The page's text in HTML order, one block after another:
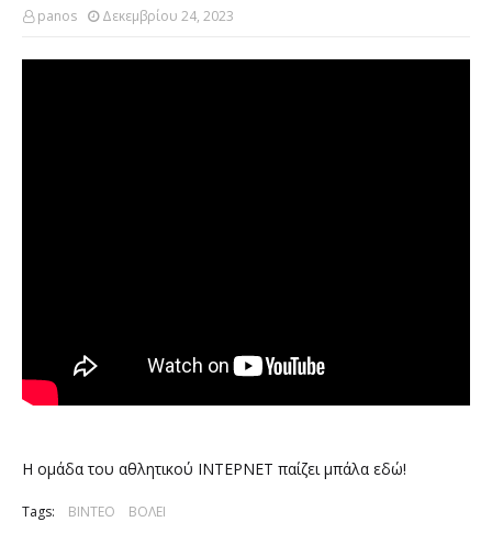
panos Δεκεμβρίου 24, 2023
Η ομάδα του αθλητικού ΙΝΤΕΡΝΕΤ παίζει μπάλα εδώ!
Tags: ΒΙΝΤΕΟ ΒΟΛΕΙ